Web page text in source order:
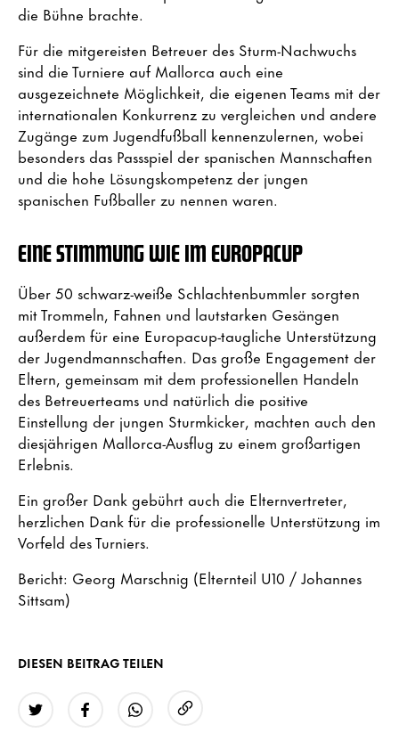
die Bühne brachte.
Für die mitgereisten Betreuer des Sturm-Nachwuchs
sind die Turniere auf Mallorca auch eine
ausgezeichnete Möglichkeit, die eigenen Teams mit der
internationalen Konkurrenz zu vergleichen und andere
Zugänge zum Jugendfußball kennenzulernen, wobei
besonders das Passspiel der spanischen Mannschaften
und die hohe Lösungskompetenz der jungen
spanischen Fußballer zu nennen waren.
EINE STIMMUNG WIE IM EUROPACUP
Über 50 schwarz-weiße Schlachtenbummler sorgten
mit Trommeln, Fahnen und lautstarken Gesängen
außerdem für eine Europacup-taugliche Unterstützung
der Jugendmannschaften. Das große Engagement der
Eltern, gemeinsam mit dem professionellen Handeln
des Betreuerteams und natürlich die positive
Einstellung der jungen Sturmkicker, machten auch den
diesjährigen Mallorca-Ausflug zu einem großartigen
Erlebnis.
Ein großer Dank gebührt auch die Elternvertreter,
herzlichen Dank für die professionelle Unterstützung im
Vorfeld des Turniers.
Bericht: Georg Marschnig (Elternteil U10 / Johannes
Sittsam)
DIESEN BEITRAG TEILEN